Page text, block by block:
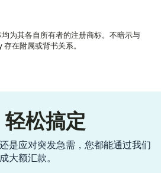
为其各自所有者的注册商标。不暗示与
存在附属或背书关系。
松搞定
是应对突发急需，您都能通过我们
大额汇款。